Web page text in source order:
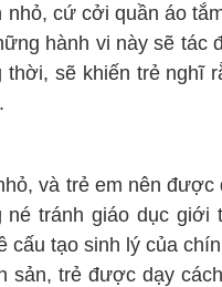
nhỏ, cứ cởi quần áo
hành vi này sẽ tác
sẽ khiến trẻ nghĩ
và trẻ em nên được
tránh giáo dục giới
tạo sinh lý của
sản, trẻ được dạy